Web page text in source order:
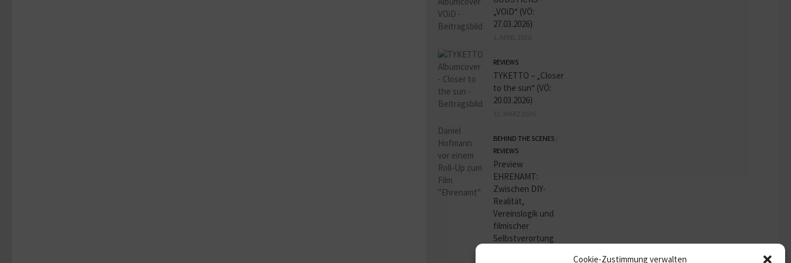
Cookie-Zustimmung verwalten
„VOiD“ (VÖ:
27.03.2026)
REVIEWS
TYKETTO – „Closer
to the sun“ (VÖ:
20.03.2026)
BEHIND THE SCENES
REVIEWS
Preview
EHRENAMT:
Zwischen DIY-
Realität,
Vereinslogik und
filmischer
Selbstverortung